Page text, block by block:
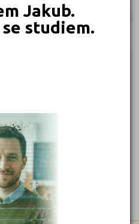
Jakub.
studiem.